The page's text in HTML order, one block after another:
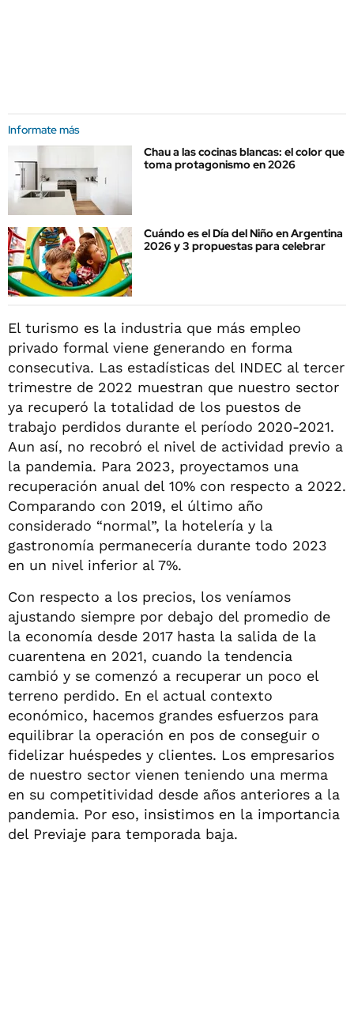
Informate más
Chau a las cocinas blancas: el color que
toma protagonismo en 2026
Cuándo es el Día del Niño en Argentina
2026 y 3 propuestas para celebrar
El turismo es la industria que más empleo
privado formal viene generando en forma
consecutiva. Las estadísticas del INDEC al tercer
trimestre de 2022 muestran que nuestro sector
ya recuperó la totalidad de los puestos de
trabajo perdidos durante el período 2020-2021.
Aun así, no recobró el nivel de actividad previo a
la pandemia. Para 2023, proyectamos una
recuperación anual del 10% con respecto a 2022.
Comparando con 2019, el último año
considerado “normal”, la hotelería y la
gastronomía permanecería durante todo 2023
en un nivel inferior al 7%.
Con respecto a los precios, los veníamos
ajustando siempre por debajo del promedio de
la economía desde 2017 hasta la salida de la
cuarentena en 2021, cuando la tendencia
cambió y se comenzó a recuperar un poco el
terreno perdido. En el actual contexto
económico, hacemos grandes esfuerzos para
equilibrar la operación en pos de conseguir o
fidelizar huéspedes y clientes. Los empresarios
de nuestro sector vienen teniendo una merma
en su competitividad desde años anteriores a la
pandemia. Por eso, insistimos en la importancia
del Previaje para temporada baja.